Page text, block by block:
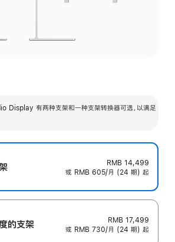
Display 有两种支架和一种支架转换器可选，以满足
RMB 14,499
或 RMB 605/月 (24 期) 起
的支‍架
RMB 17,499
或 RMB 730/月 (24 期) 起